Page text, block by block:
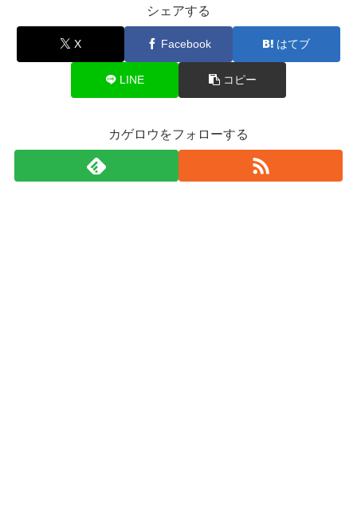
シェアする
X Facebook はてブ
LINE コピー
カゲロウをフォローする